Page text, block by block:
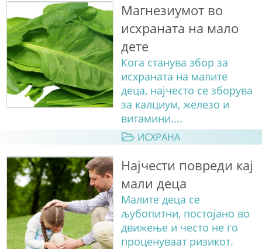
Магнезиумот во
исхраната на мало
дете
Кога станува збор за
исхраната на малите
деца, најчесто се зборува
за калциум, железо и
витамини....
ИСХРАНА
Најчести повреди кај
мали деца
Малите деца се
љубопитни, постојано во
движење и често не го
проценуваат ризикот.